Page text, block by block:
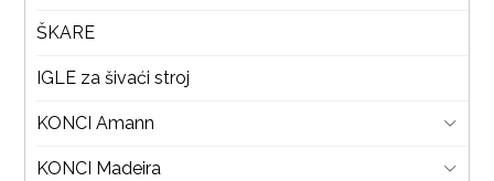
ŠKARE
IGLE za šivaći stroj
KONCI Amann
KONCI Madeira